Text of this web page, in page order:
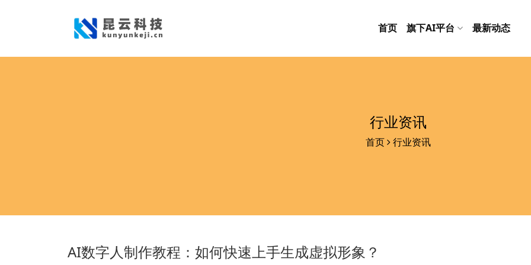
首页 旗下AI平台 最新动态
行业资讯
首页 行业资讯
AI数字人制作教程：如何快速上手生成虚拟形象？